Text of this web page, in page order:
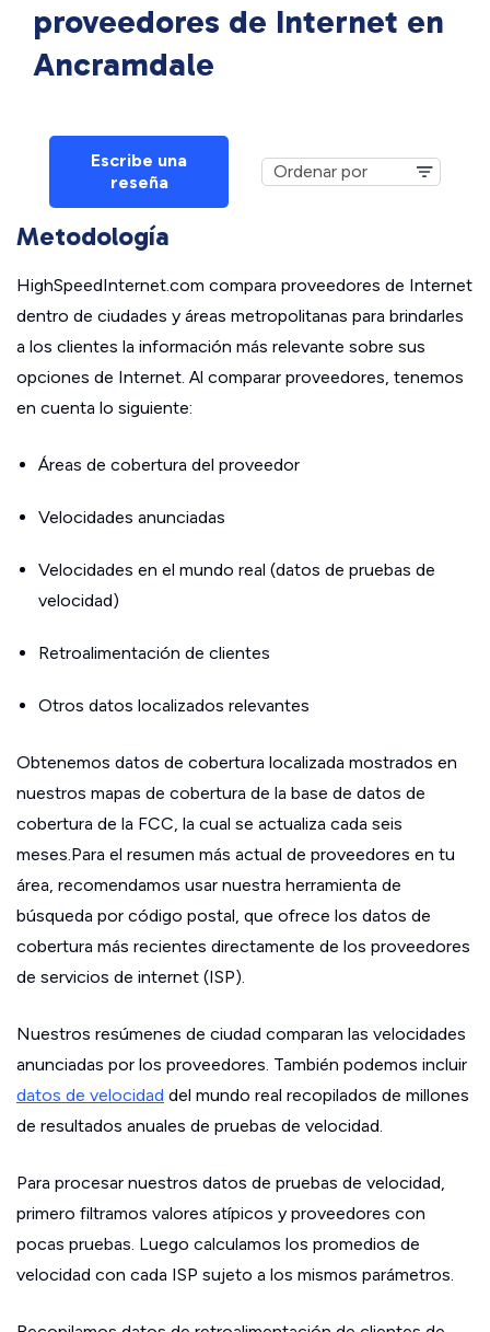
proveedores de Internet en
Ancramdale
Escribe una
reseña
Metodología
HighSpeedInternet.com compara proveedores de Internet
dentro de ciudades y áreas metropolitanas para brindarles
a los clientes la información más relevante sobre sus
opciones de Internet. Al comparar proveedores, tenemos
en cuenta lo siguiente:
Áreas de cobertura del proveedor
Velocidades anunciadas
Velocidades en el mundo real (datos de pruebas de
velocidad)
Retroalimentación de clientes
Otros datos localizados relevantes
Obtenemos datos de cobertura localizada mostrados en
nuestros mapas de cobertura de la base de datos de
cobertura de la FCC, la cual se actualiza cada seis
meses.Para el resumen más actual de proveedores en tu
área, recomendamos usar nuestra herramienta de
búsqueda por código postal, que ofrece los datos de
cobertura más recientes directamente de los proveedores
de servicios de internet (ISP).
Nuestros resúmenes de ciudad comparan las velocidades
anunciadas por los proveedores. También podemos incluir
datos de velocidad del mundo real recopilados de millones
de resultados anuales de pruebas de velocidad.
Para procesar nuestros datos de pruebas de velocidad,
primero filtramos valores atípicos y proveedores con
pocas pruebas. Luego calculamos los promedios de
velocidad con cada ISP sujeto a los mismos parámetros.